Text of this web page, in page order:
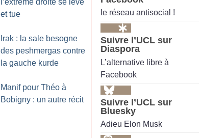
l’extrême droite se lève
et tue
Irak : la sale besogne
des peshmergas contre
la gauche kurde
Manif pour Théo à
Bobigny : un autre récit
le réseau antisocial !
Suivre l’UCL sur
Diaspora
L’alternative libre à
Facebook
Suivre l’UCL sur
Bluesky
Adieu Elon Musk